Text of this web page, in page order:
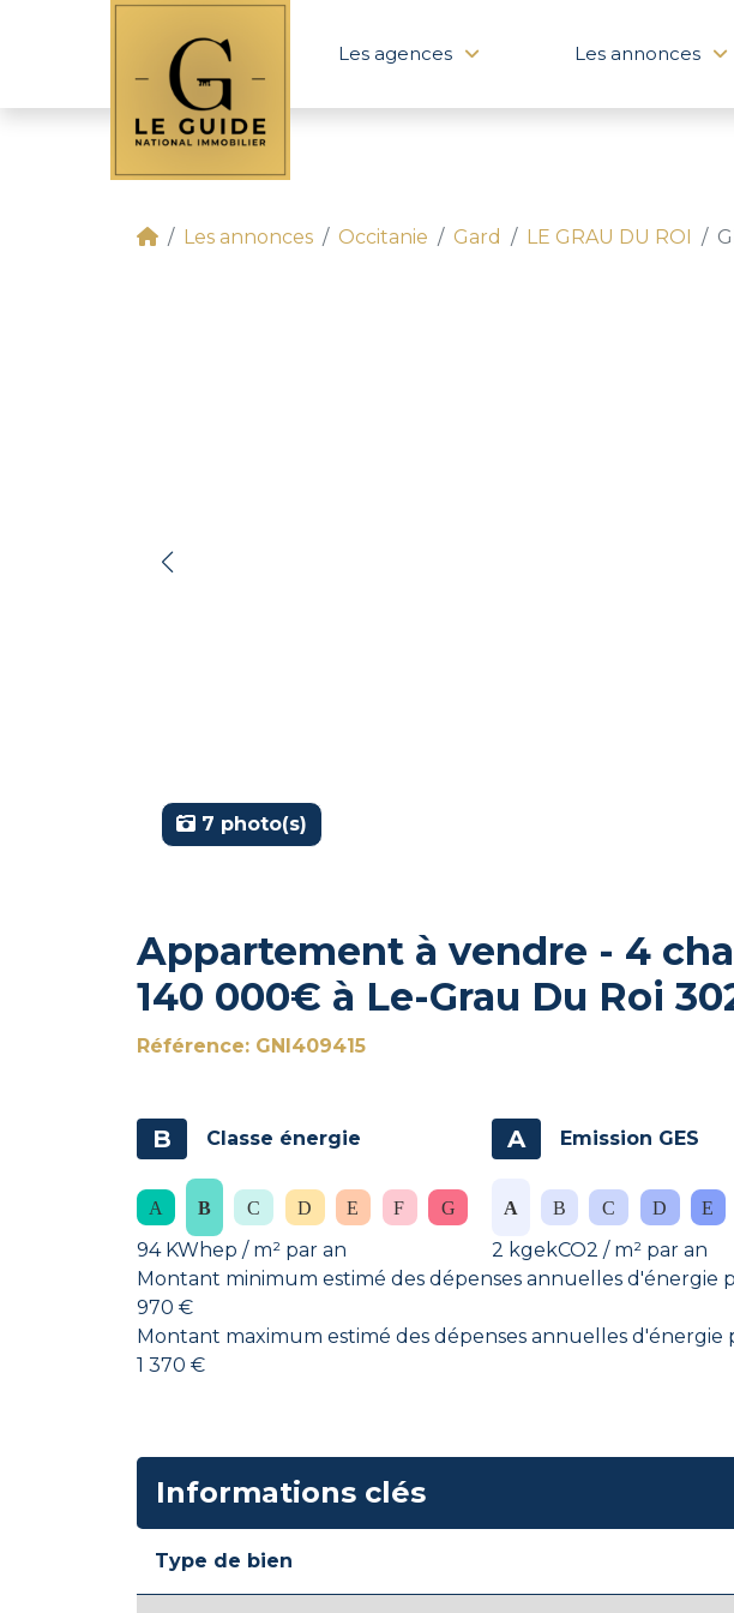
Les agences Les annonces
Les annonces Occitanie Gard LE GRAU DU ROI
7 photo(s)
Appartement à vendre - 4
140 000€ à Le-Grau Du Roi
Référence: GNI409415
B Classe énergie
94 KWhep / m² par an
A Emission GES
2 kgekCO2 / m² par an
Montant minimum estimé des dépenses annuelles d'énergie
970 €
Montant maximum estimé des dépenses annuelles d'énergie
1 370 €
Informations clés
Type de bien